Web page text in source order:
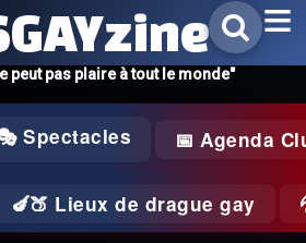
peut pas plaire à tout le monde"
Spectacles 📅 Agenda
🍆🍑 Lieux de drague gay